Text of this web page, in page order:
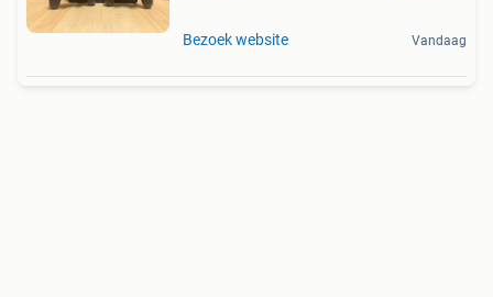
Bezoek website Vandaag